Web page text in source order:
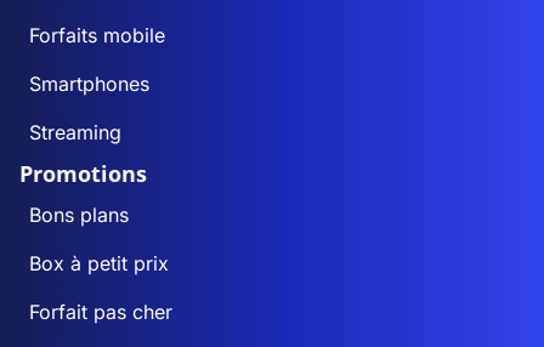
Forfaits mobile
Smartphones
Streaming
Promotions
Bons plans
Box à petit prix
Forfait pas cher